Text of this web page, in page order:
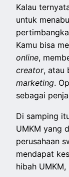
Kalau
untuk
Kamu bisa
online,
creator, atau
marketing.
sebagai
Di samping
UMKM yang
perusahaan
mendapat
hibah